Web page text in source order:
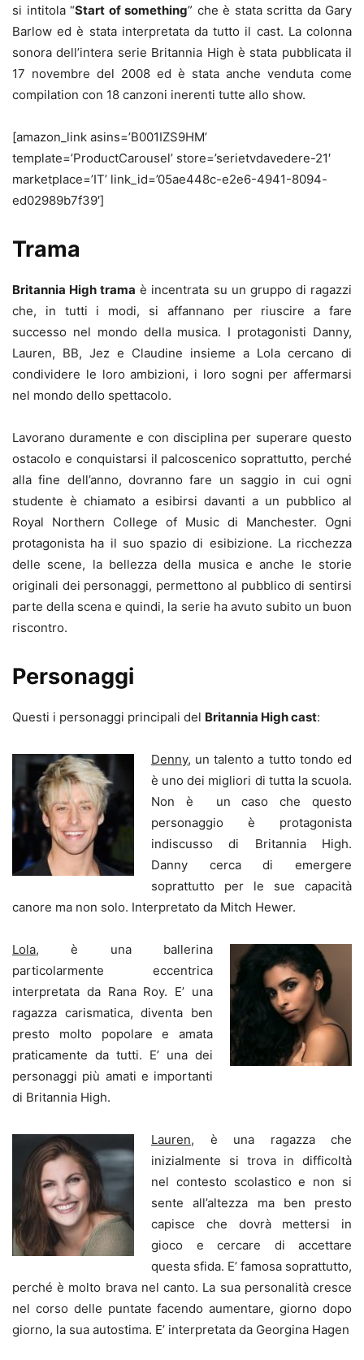
si intitola “Start of something” che è stata scritta da Gary
Barlow ed è stata interpretata da tutto il cast. La colonna
sonora dell’intera serie Britannia High è stata pubblicata il
17 novembre del 2008 ed è stata anche venduta come
compilation con 18 canzoni inerenti tutte allo show.
[amazon_link asins=’B001IZS9HM’
template=’ProductCarousel’ store=’serietvdavedere-21′
marketplace=’IT’ link_id=’05ae448c-e2e6-4941-8094-
ed02989b7f39′]
Trama
Britannia High trama è incentrata su un gruppo di ragazzi
che, in tutti i modi, si affannano per riuscire a fare
successo nel mondo della musica. I protagonisti Danny,
Lauren, BB, Jez e Claudine insieme a Lola cercano di
condividere le loro ambizioni, i loro sogni per affermarsi
nel mondo dello spettacolo.
Lavorano duramente e con disciplina per superare questo
ostacolo e conquistarsi il palcoscenico soprattutto, perché
alla fine dell’anno, dovranno fare un saggio in cui ogni
studente è chiamato a esibirsi davanti a un pubblico al
Royal Northern College of Music di Manchester. Ogni
protagonista ha il suo spazio di esibizione. La ricchezza
delle scene, la bellezza della musica e anche le storie
originali dei personaggi, permettono al pubblico di sentirsi
parte della scena e quindi, la serie ha avuto subito un buon
riscontro.
Personaggi
Questi i personaggi principali del Britannia High cast:
Denny, un talento a tutto tondo ed
è uno dei migliori di tutta la scuola.
Non è un caso che questo
personaggio è protagonista
indiscusso di Britannia High.
Danny cerca di emergere
soprattutto per le sue capacità
canore ma non solo. Interpretato da Mitch Hewer.
Lola, è una ballerina
particolarmente eccentrica
interpretata da Rana Roy. E’ una
ragazza carismatica, diventa ben
presto molto popolare e amata
praticamente da tutti. E’ una dei
personaggi più amati e importanti
di Britannia High.
Lauren, è una ragazza che
inizialmente si trova in difficoltà
nel contesto scolastico e non si
sente all’altezza ma ben presto
capisce che dovrà mettersi in
gioco e cercare di accettare
questa sfida. E’ famosa soprattutto,
perché è molto brava nel canto. La sua personalità cresce
nel corso delle puntate facendo aumentare, giorno dopo
giorno, la sua autostima. E’ interpretata da Georgina Hagen